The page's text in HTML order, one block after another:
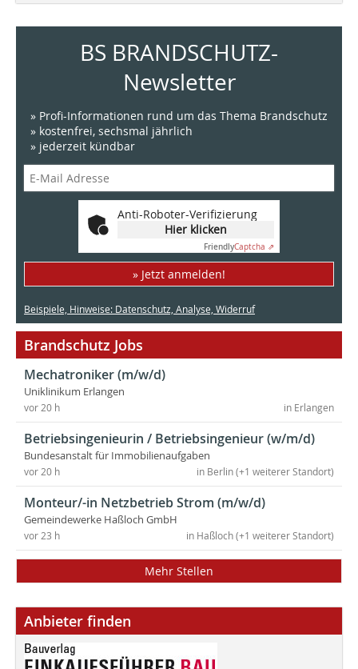
BS BRANDSCHUTZ-
Newsletter
» Profi-Informationen rund um das Thema Brandschutz
» kostenfrei, sechsmal jährlich
» jederzeit kündbar
Anti-Roboter-Verifizierung
Hier klicken
FriendlyCaptcha ⇗
» Jetzt anmelden!
Beispiele, Hinweise: Datenschutz, Analyse, Widerruf
Brandschutz Jobs
Mechatroniker (m/w/d)
Uniklinikum Erlangen
in Erlangen
vor 20 h
Betriebsingenieurin / Betriebsingenieur (w/m/d)
Bundesanstalt für Immobilienaufgaben
in Berlin (+1 weiterer Standort)
vor 20 h
Monteur/-in Netzbetrieb Strom (m/w/d)
Gemeindewerke Haßloch GmbH
in Haßloch (+1 weiterer Standort)
vor 23 h
Mehr Stellen
Anbieter finden